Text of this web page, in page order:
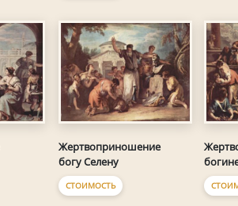
Жертвоприношение
богу Селену
СТОИМОСТЬ